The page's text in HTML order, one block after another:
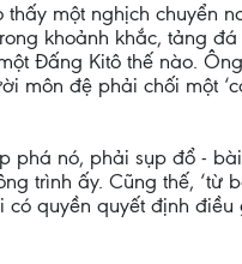
một nghịch chuyển
khoảnh khắc, tảng
Đấng Kitô thế nào.
môn đệ phải chối một
nó, phải sụp đổ -
trình ấy. Cũng thế, ‘từ
quyền quyết định